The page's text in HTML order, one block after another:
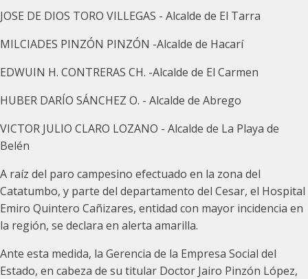
JOSE DE DIOS TORO VILLEGAS - Alcalde de El Tarra
MILCIADES PINZÓN PINZÓN -Alcalde de Hacarí
EDWUIN H. CONTRERAS CH. -Alcalde de El Carmen
HUBER DARÍO SÁNCHEZ O. - Alcalde de Abrego
VICTOR JULIO CLARO LOZANO - Alcalde de La Playa de
Belén
A raíz del paro campesino efectuado en la zona del
Catatumbo, y parte del departamento del Cesar, el Hospital
Emiro Quintero Cañizares, entidad con mayor incidencia en
la región, se declara en alerta amarilla.
Ante esta medida, la Gerencia de la Empresa Social del
Estado, en cabeza de su titular Doctor Jairo Pinzón López,